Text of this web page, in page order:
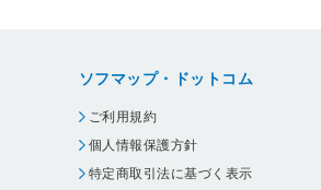
ソフマップ・ドットコム
ご利用規約
個人情報保護方針
特定商取引法に基づく表示